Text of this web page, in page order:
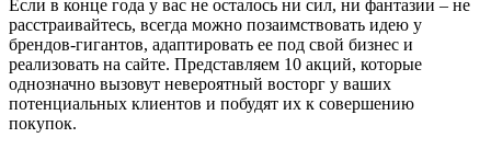
Если в конце года у вас не осталось ни сил, ни фантазии – не
расстраивайтесь, всегда можно позаимствовать идею у
брендов-гигантов, адаптировать ее под свой бизнес и
реализовать на сайте. Представляем 10 акций, которые
однозначно вызовут невероятный восторг у ваших
потенциальных клиентов и побудят их к совершению
покупок.